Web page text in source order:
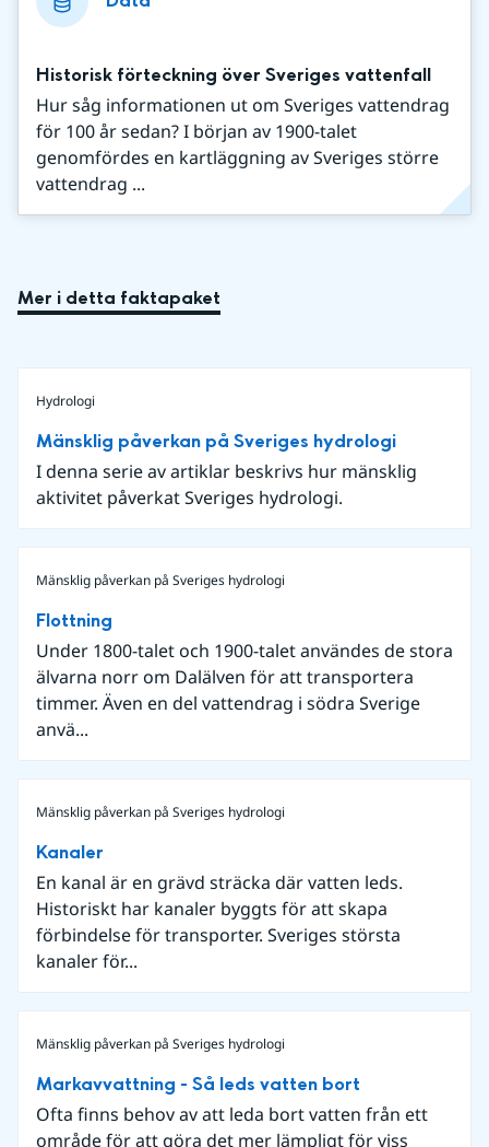
Historisk förteckning över Sveriges vattenfall
Hur såg informationen ut om Sveriges vattendrag
för 100 år sedan? I början av 1900-talet
genomfördes en kartläggning av Sveriges större
vattendrag ...
Mer i detta faktapaket
Hydrologi
Mänsklig påverkan på Sveriges hydrologi
I denna serie av artiklar beskrivs hur mänsklig
aktivitet påverkat Sveriges hydrologi.
Mänsklig påverkan på Sveriges hydrologi
Flottning
Under 1800-talet och 1900-talet användes de stora
älvarna norr om Dalälven för att transportera
timmer. Även en del vattendrag i södra Sverige
anvä...
Mänsklig påverkan på Sveriges hydrologi
Kanaler
En kanal är en grävd sträcka där vatten leds.
Historiskt har kanaler byggts för att skapa
förbindelse för transporter. Sveriges största
kanaler för...
Mänsklig påverkan på Sveriges hydrologi
Markavvattning - Så leds vatten bort
Ofta finns behov av att leda bort vatten från ett
område för att göra det mer lämpligt för viss